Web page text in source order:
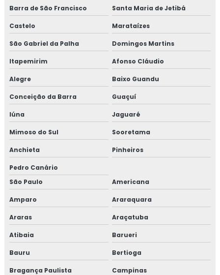
Barra de São Francisco Santa Maria de Jetibá
Castelo Marataízes
São Gabriel da Palha Domingos Martins
Itapemirim Afonso Cláudio
Alegre Baixo Guandu
Conceição da Barra Guaçuí
Iúna Jaguaré
Mimoso do Sul Sooretama
Anchieta Pinheiros
Pedro Canário
São Paulo
Americana
Amparo Araraquara
Araras Araçatuba
Atibaia Barueri
Bauru Bertioga
Bragança Paulista Campinas